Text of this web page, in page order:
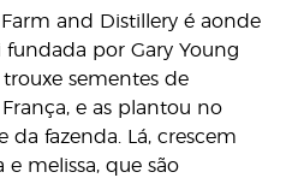
and Distillery é aonde
por Gary Young
sementes de
e as plantou no
da fazenda. Lá, crescem
melissa, que são